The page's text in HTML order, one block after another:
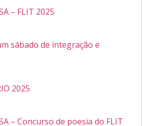
– FLIT 2025
sábado de integração e
2025
– Concurso de poesia do FLIT